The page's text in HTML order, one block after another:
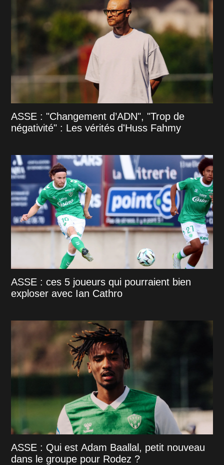
ASSE : "Changement d’ADN", "Trop de
négativité" : Les vérités d'Huss Fahmy
ASSE : ces 5 joueurs qui pourraient bien
exploser avec Ian Cathro
ASSE : Qui est Adam Baallal, petit nouveau
dans le groupe pour Rodez ?